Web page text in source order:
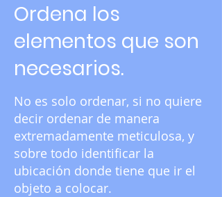
Ordena los
elementos que son
necesarios.
No es solo ordenar, si no quiere
decir ordenar de manera
extremadamente meticulosa, y
sobre todo identificar la
ubicación donde tiene que ir el
objeto a colocar.